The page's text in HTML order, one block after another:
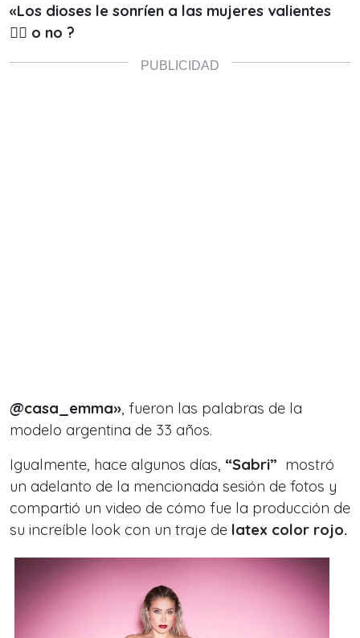
«Los dioses le sonríen a las mujeres valientes
❤️‍🔥 o no ?
@casa_emma», fueron las palabras de la
modelo argentina de 33 años.
Igualmente, hace algunos días, “Sabri” mostró
un adelanto de la mencionada sesión de fotos y
compartió un video de cómo fue la producción de
su increíble look con un traje de latex color rojo.